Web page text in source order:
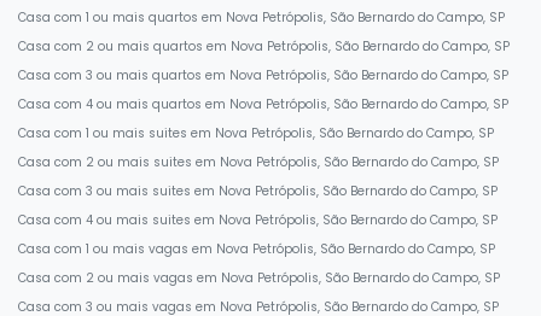
Casa com 1 ou mais quartos em Nova Petrópolis, São Bernardo do Campo, SP
Casa com 2 ou mais quartos em Nova Petrópolis, São Bernardo do Campo, SP
Casa com 3 ou mais quartos em Nova Petrópolis, São Bernardo do Campo, SP
Casa com 4 ou mais quartos em Nova Petrópolis, São Bernardo do Campo, SP
Casa com 1 ou mais suites em Nova Petrópolis, São Bernardo do Campo, SP
Casa com 2 ou mais suites em Nova Petrópolis, São Bernardo do Campo, SP
Casa com 3 ou mais suites em Nova Petrópolis, São Bernardo do Campo, SP
Casa com 4 ou mais suites em Nova Petrópolis, São Bernardo do Campo, SP
Casa com 1 ou mais vagas em Nova Petrópolis, São Bernardo do Campo, SP
Casa com 2 ou mais vagas em Nova Petrópolis, São Bernardo do Campo, SP
Casa com 3 ou mais vagas em Nova Petrópolis, São Bernardo do Campo, SP